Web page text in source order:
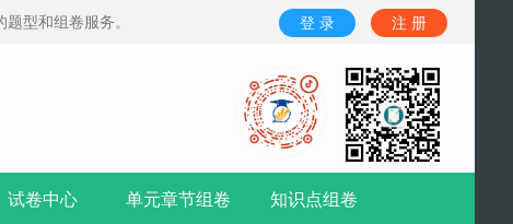
型和组卷服务。 登 录 注 册
试卷中心 单元章节组卷 知识点组卷